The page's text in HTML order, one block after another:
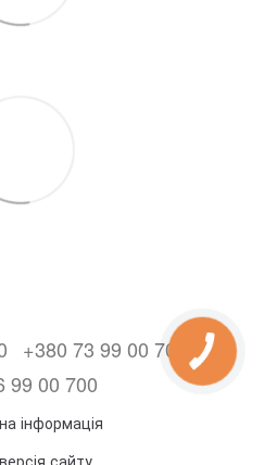
+380 73 99 00 700
99 00 700
інформація
сайту